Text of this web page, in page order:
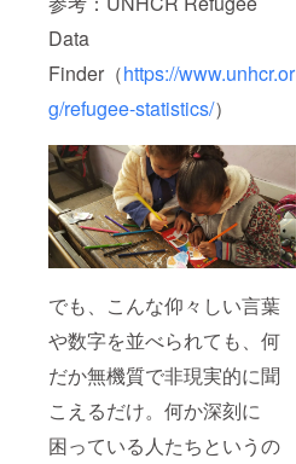
Data
Finder（https://www.unhcr.or
g/refugee-statistics/）
でも、こんな仰々しい言葉
や数字を並べられても、何
だか無機質で非現実的に聞
こえるだけ。何か深刻に
困っている人たちというの